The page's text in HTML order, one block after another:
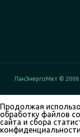
ПанЭнергоМет ©
Продолжая
обработку файлов
сайта и сбора
конфиденциальности